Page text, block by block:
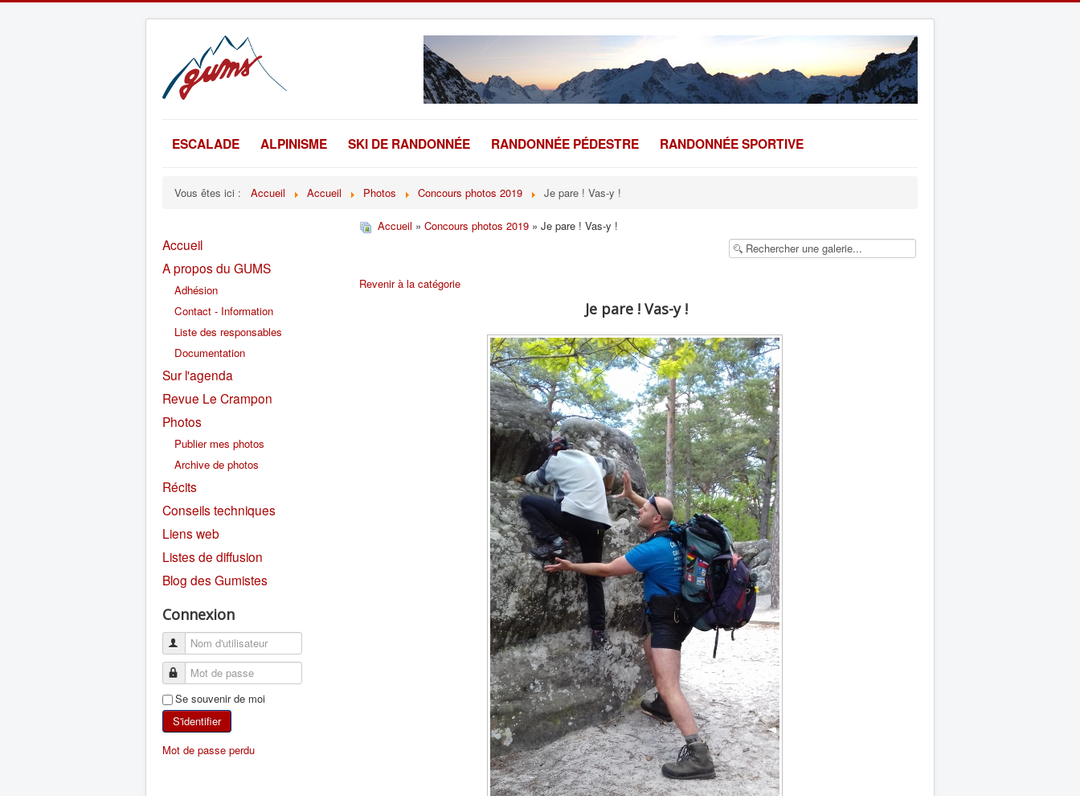
ESCALADE ALPINISME SKI DE RANDONNÉE RANDONNÉE PÉDESTRE RANDONNÉE SPORTIVE
Vous êtes ici : Accueil Accueil Photos Concours photos 2019 Je pare ! Vas-y !
Accueil
A propos du GUMS
Adhésion
Contact - Information
Liste des responsables
Documentation
Sur l'agenda
Revue Le Crampon
Photos
Publier mes photos
Archive de photos
Récits
Conseils techniques
Liens web
Listes de diffusion
Blog des Gumistes
Connexion
Se souvenir de moi
S'identifier
Mot de passe perdu
Accueil » Concours photos 2019 » Je pare ! Vas-y !
Revenir à la catégorie
Je pare ! Vas-y !